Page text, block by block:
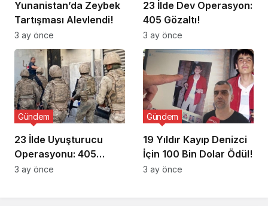
Yunanistan’da Zeybek
Tartışması Alevlendi!
3 ay önce
23 İlde Dev Operasyon:
405 Gözaltı!
3 ay önce
23 İlde Uyuşturucu
Operasyonu: 405
Gözaltı!
Gündem
3 ay önce
19 Yıldır Kayıp Denizci
İçin 100 Bin Dolar Ödül!
Gündem
3 ay önce